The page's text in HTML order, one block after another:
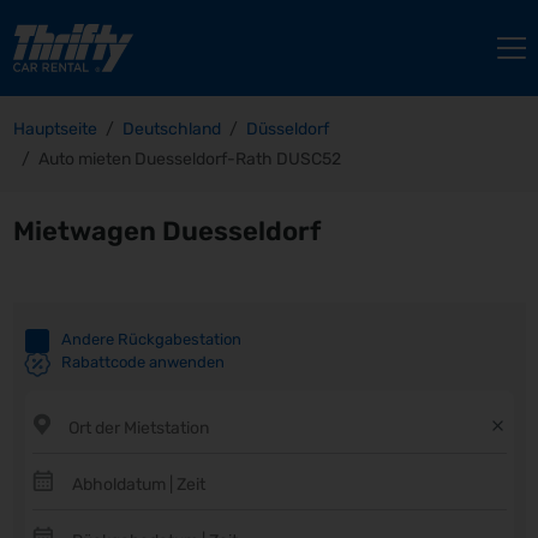
Hauptseite Deutschland
Düsseldorf
Auto mieten Duesseldorf-Rath DUSC52
Mietwagen Duesseldorf
Andere Rückgabestation
Rabattcode anwenden